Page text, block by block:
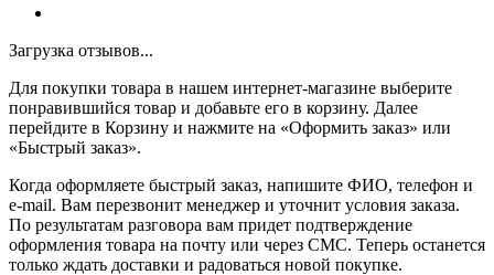
Загрузка отзывов...
Для покупки товара в нашем интернет-магазине выберите
понравившийся товар и добавьте его в корзину. Далее
перейдите в Корзину и нажмите на «Оформить заказ» или
«Быстрый заказ».
Когда оформляете быстрый заказ, напишите ФИО, телефон и
e-mail. Вам перезвонит менеджер и уточнит условия заказа.
По результатам разговора вам придет подтверждение
оформления товара на почту или через СМС. Теперь останется
только ждать доставки и радоваться новой покупке.